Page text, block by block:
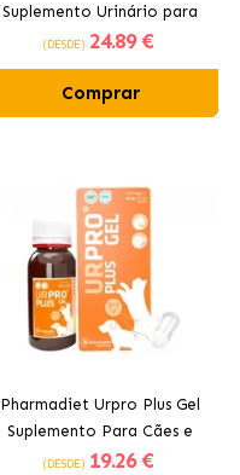
Suplemento Urinário para
Cães e Gatos
(DESDE) 24.89 €
Comprar
Pharmadiet Urpro Plus Gel
Suplemento Para Cães e
Gatos com Problemas
(DESDE) 19.26 €